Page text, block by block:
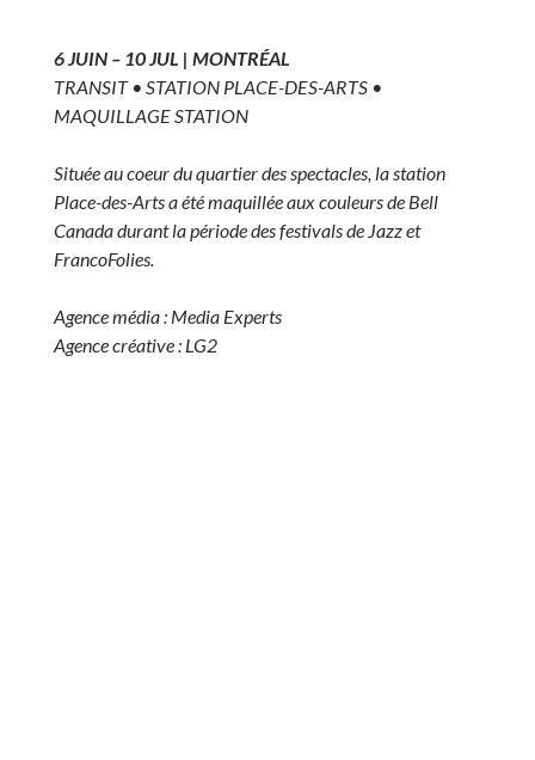
6 JUIN – 10 JUL | MONTRÉAL
TRANSIT • STATION PLACE-DES-ARTS •
MAQUILLAGE STATION
Située au coeur du quartier des spectacles, la station
Place-des-Arts a été maquillée aux couleurs de Bell
Canada durant la période des festivals de Jazz et
FrancoFolies.
Agence média : Media Experts
Agence créative : LG2